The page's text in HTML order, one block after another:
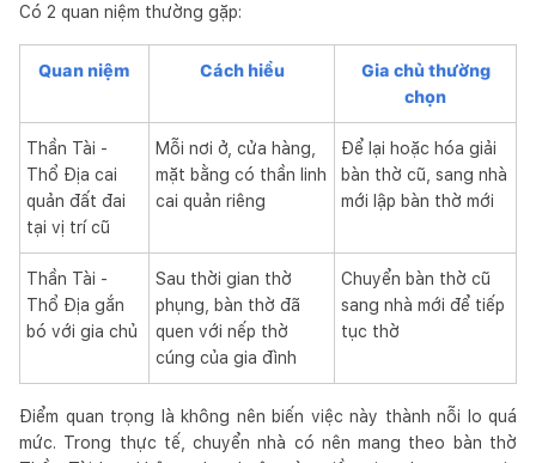
Có 2 quan niệm thường gặp:
Quan niệm Cách hiểu
Gia chủ thường
chọn
Thần Tài -
Thổ Địa cai
quản đất đai
tại vị trí cũ
Mỗi nơi ở, cửa hàng,
mặt bằng có thần linh
cai quản riêng
Để lại hoặc hóa giải
bàn thờ cũ, sang nhà
mới lập bàn thờ mới
Thần Tài -
Thổ Địa gắn
bó với gia chủ
Sau thời gian thờ
phụng, bàn thờ đã
quen với nếp thờ
cúng của gia đình
Chuyển bàn thờ cũ
sang nhà mới để tiếp
tục thờ
Điểm quan trọng là không nên biến việc này thành nỗi lo quá
mức. Trong thực tế, chuyển nhà có nên mang theo bàn thờ